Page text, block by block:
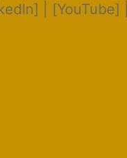
| [YouTube] |